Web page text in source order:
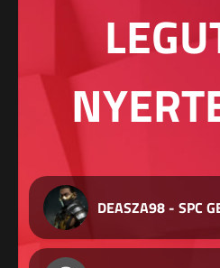
DEASZA98 - SPC